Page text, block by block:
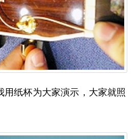
用纸杯为大家演示，大家就照